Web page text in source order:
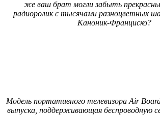
же ваш брат могли забыть
радиоролик с тысячами разноцветных
Каноник-Франциско?
Модель портативного телевизора Air
выпуска, поддерживающая беспроводную